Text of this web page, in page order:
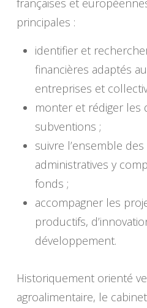
françaises et
principales :
identifier et
financières adaptés
entreprises et
monter et rédiger les
subventions ;
suivre l’ensemble
administratives y
fonds ;
accompagner les
productifs,
développement.
Historiquement orienté
agroalimentaire, le